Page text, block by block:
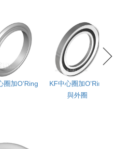
圈加O'Ring
KF中心圈加O'Ring
與外圈